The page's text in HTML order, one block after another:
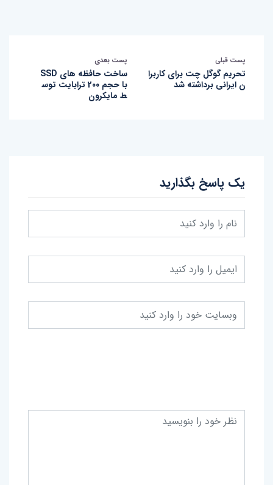
پست قبلی
تحریم گوگل چت برای کاربرا
ن ایرانی برداشته شد
پست بعدی
ساخت حافظه های SSD
با حجم 200 ترابایت توس
ط مایکرون
یک پاسخ بگذارید